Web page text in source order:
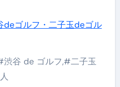
deゴルフ・二子玉deゴル
谷 de ゴルフ,#二子玉